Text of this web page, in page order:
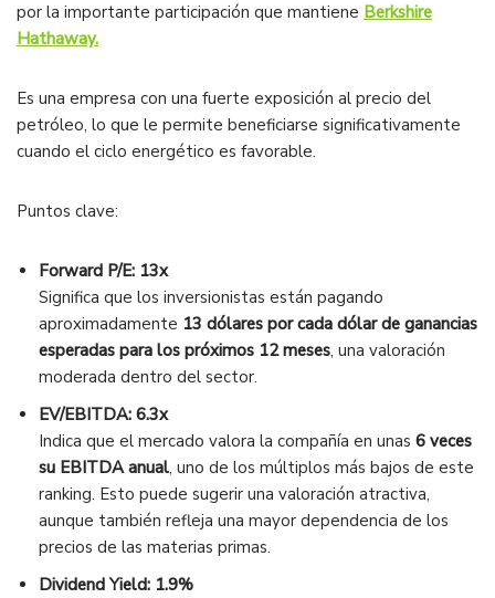
por la importante participación que mantiene Berkshire
Hathaway.
Es una empresa con una fuerte exposición al precio del
petróleo, lo que le permite beneficiarse significativamente
cuando el ciclo energético es favorable.
Puntos clave:
Forward P/E: 13x
Significa que los inversionistas están pagando
aproximadamente 13 dólares por cada dólar de ganancias
esperadas para los próximos 12 meses, una valoración
moderada dentro del sector.
EV/EBITDA: 6.3x
Indica que el mercado valora la compañía en unas 6 veces
su EBITDA anual, uno de los múltiplos más bajos de este
ranking. Esto puede sugerir una valoración atractiva,
aunque también refleja una mayor dependencia de los
precios de las materias primas.
Dividend Yield: 1.9%